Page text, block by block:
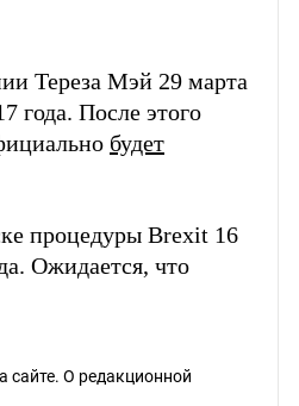
Тереза Мэй 29 марта
года. После этого
будет
процедуры Brexit 16
Ожидается, что
сайте. О редакционной